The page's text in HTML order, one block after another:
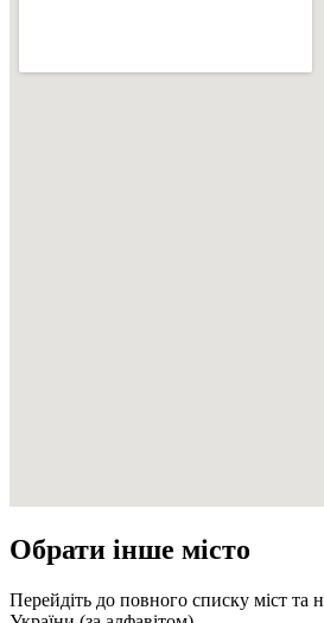
Обрати інше місто
Перейдіть до повного списку міст та